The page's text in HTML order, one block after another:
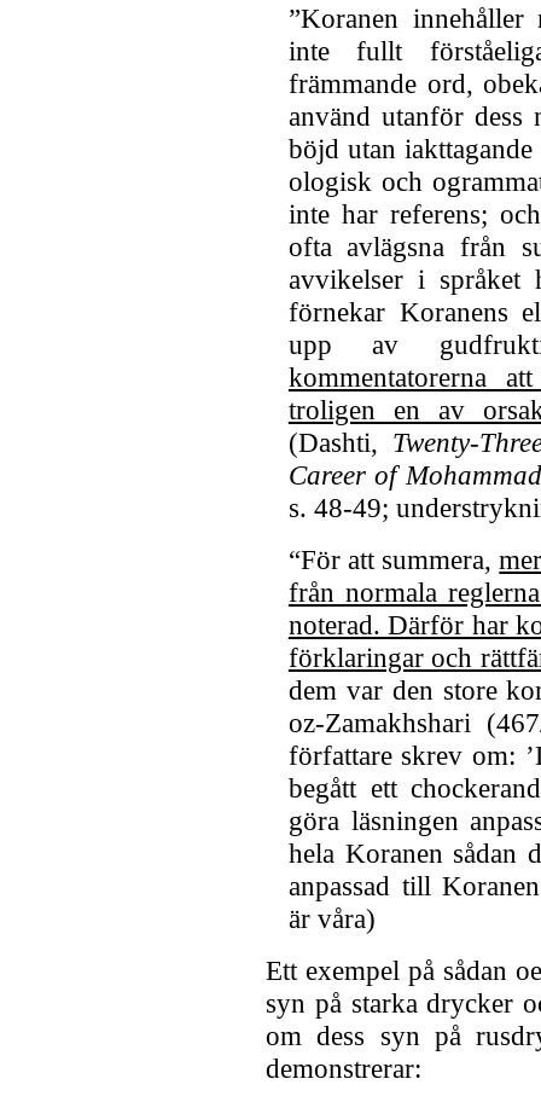
”Koranen
inte fullt
främmande ord,
använd utanför
böjd utan
ologisk och
inte har referens;
ofta avlägsna från
avvikelser i
förnekar Koranens
upp av
kommentatorerna
troligen en av
(Dashti, Twenty-
Career of
s. 48-49;
“För att summera,
från normala
noterad. Därför har
förklaringar och
dem var den store
oz-Zamakhshari
författare skrev om:
begått ett
göra läsningen
hela Koranen sådan
anpassad till
är våra)
Ett exempel på sådan
syn på starka drycker
om dess syn på
demonstrerar: